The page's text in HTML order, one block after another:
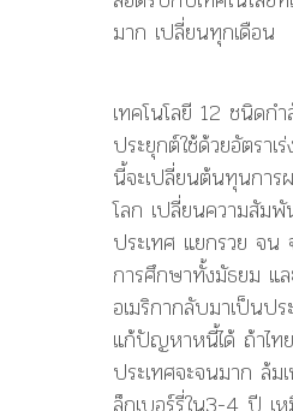
มาก เปลี่ยนทุกเดือน
เทคโนโลยี 12 ชนิดก
ประยุกต์ใช้ด้วยอัตราเ
นี้จะเปลี่ยนต้นทุนการ
โลก เปลี่ยนความสัมพั
ประเทศ แยกรวย จน
การศึกษาทั้งมัธยม แ
อเมริกากลับมาเป็นป
แก้ปัญหาหนี้ได้ ถ้าไทย
ประเทศจะจนมาก ล้ม
ล็กเบอร์รี่ใน3-4 ปี เ